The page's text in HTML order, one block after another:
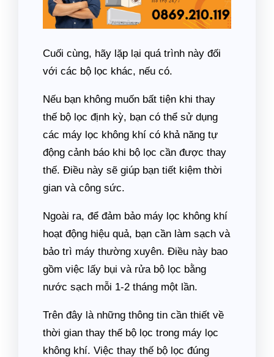
Cuối cùng, hãy lặp lại quá trình này đối
với các bộ lọc khác, nếu có.
Nếu bạn không muốn bất tiện khi thay
thế bộ lọc định kỳ, bạn có thể sử dụng
các máy lọc không khí có khả năng tự
động cảnh báo khi bộ lọc cần được thay
thế. Điều này sẽ giúp bạn tiết kiệm thời
gian và công sức.
Ngoài ra, để đảm bảo máy lọc không khí
hoạt động hiệu quả, bạn cần làm sạch và
bảo trì máy thường xuyên. Điều này bao
gồm việc lấy bụi và rửa bộ lọc bằng
nước sạch mỗi 1-2 tháng một lần.
Trên đây là những thông tin cần thiết về
thời gian thay thế bộ lọc trong máy lọc
không khí. Việc thay thế bộ lọc đúng